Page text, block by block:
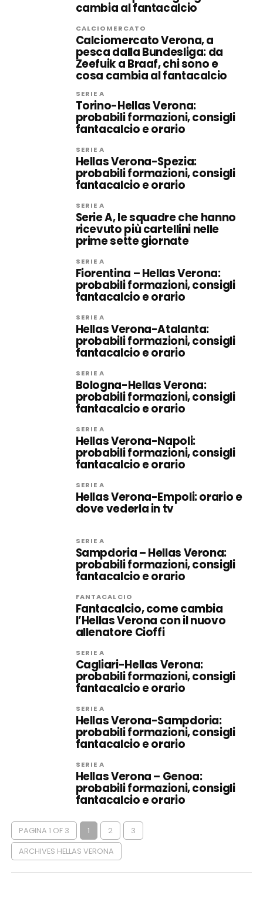
cambia al fantacalcio
CALCIOMERCATO
Calciomercato Verona, a
pesca dalla Bundesliga: da
Zeefuik a Braaf, chi sono e
cosa cambia al fantacalcio
SERIE A
Torino-Hellas Verona:
probabili formazioni, consigli
fantacalcio e orario
SERIE A
Hellas Verona-Spezia:
probabili formazioni, consigli
fantacalcio e orario
SERIE A
Serie A, le squadre che hanno
ricevuto più cartellini nelle
prime sette giornate
SERIE A
Fiorentina – Hellas Verona:
probabili formazioni, consigli
fantacalcio e orario
SERIE A
Hellas Verona-Atalanta:
probabili formazioni, consigli
fantacalcio e orario
SERIE A
Bologna-Hellas Verona:
probabili formazioni, consigli
fantacalcio e orario
SERIE A
Hellas Verona-Napoli:
probabili formazioni, consigli
fantacalcio e orario
SERIE A
Hellas Verona-Empoli: orario e
dove vederla in tv
SERIE A
Sampdoria – Hellas Verona:
probabili formazioni, consigli
fantacalcio e orario
FANTACALCIO
Fantacalcio, come cambia
l’Hellas Verona con il nuovo
allenatore Cioffi
SERIE A
Cagliari-Hellas Verona:
probabili formazioni, consigli
fantacalcio e orario
SERIE A
Hellas Verona-Sampdoria:
probabili formazioni, consigli
fantacalcio e orario
SERIE A
Hellas Verona – Genoa:
probabili formazioni, consigli
fantacalcio e orario
PAGINA 1 OF 3 1 2 3
ARCHIVES HELLAS VERONA